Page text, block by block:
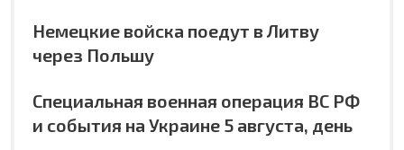
Немецкие войска поедут в Литву
через Польшу
Специальная военная операция ВС РФ
и события на Украине 5 августа, день